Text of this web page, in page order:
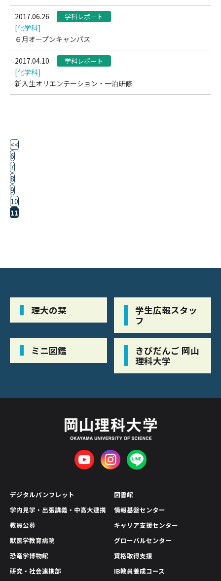
2017.06.26 学科レポート
[化学科]
６月オープンキャンパス
2017.04.10 学科レポート
[化学科]
新入生オリエンテーション・一泊研修
<<
6
7
8
9
10
11
理大の栞
学生広報スタッ
フ
ミニ図鑑
きびだんご 岡山
理科大学
デジタルパンフレット
学内見学・出張講義・中高大連携
教員公募
獣医学教育病院
恐竜学博物館
研究・社会連携部
図書館
情報基盤センター
キャリア支援センター
グローバルセンター
資格取得支援
IB教員養成コース